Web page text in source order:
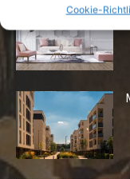
Cookie-